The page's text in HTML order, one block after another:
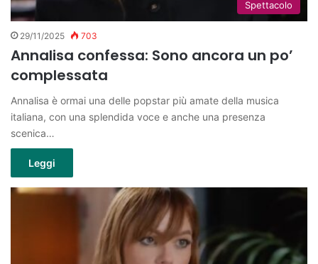
Spettacolo
29/11/2025 703
Annalisa confessa: Sono ancora un po’
complessata
Annalisa è ormai una delle popstar più amate della musica
italiana, con una splendida voce e anche una presenza
scenica…
Leggi